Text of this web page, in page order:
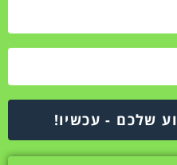
שלכם - עכשיו!